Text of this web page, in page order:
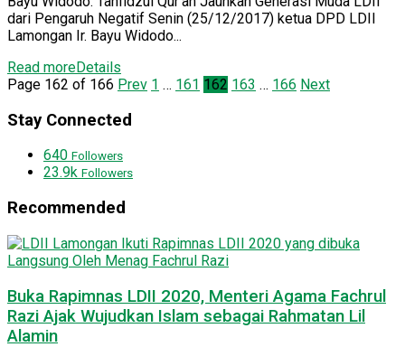
dari Pengaruh Negatif Senin (25/12/2017) ketua DPD LDII
Lamongan Ir. Bayu Widodo...
Read moreDetails
Page 162 of 166 Prev 1 … 161 162 163 … 166 Next
Stay Connected
640 Followers
23.9k Followers
Recommended
Buka Rapimnas LDII 2020, Menteri Agama Fachrul
Razi Ajak Wujudkan Islam sebagai Rahmatan Lil
Alamin